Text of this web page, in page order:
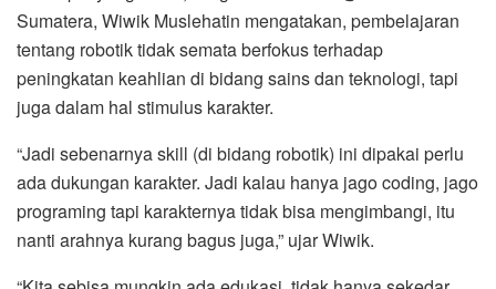
Sumatera, Wiwik Muslehatin mengatakan, pembelajaran
tentang robotik tidak semata berfokus terhadap
peningkatan keahlian di bidang sains dan teknologi, tapi
juga dalam hal stimulus karakter.
“Jadi sebenarnya skill (di bidang robotik) ini dipakai perlu
ada dukungan karakter. Jadi kalau hanya jago coding, jago
programing tapi karakternya tidak bisa mengimbangi, itu
nanti arahnya kurang bagus juga,” ujar Wiwik.